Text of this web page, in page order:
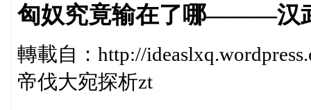
匈奴究竟输在了哪———汉
轉載自：http://
帝伐大宛探析zt